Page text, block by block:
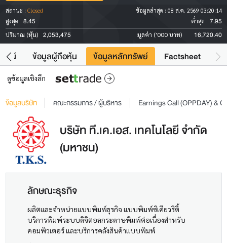
สถานะ : Closed ข้อมูลล่าสุด : 08 ส.ค. 2569 03:20:14
สูงสุด
8.45 ต่ำสุด 7.95
ปริมาณ (หุ้น) 2,053,475 มูลค่า ('000 บาท) 16,720.40
ยชน์ ข้อมูลผู้ถือหุ้น ข้อมูลหลักทรัพย์ Factsheet
ดูข้อมูลเชิงลึก
ข้อมูลบริษัท คณะกรรมการ / ผู้บริหาร Earnings Call (OPPDAY) &
บริษัท ที.เค.เอส. เทคโนโลยี จำกัด
(มหาชน)
ลักษณะธุรกิจ
ผลิตและจำหน่ายแบบพิมพ์ธุรกิจ แบบพิมพ์ซิเคียวริตี้
บริการพิมพ์ระบบดิจิตอลกระดาษพิมพ์ต่อเนื่องสำหรับ
คอมพิวเตอร์ และบริการคลังสินค้าแบบพิมพ์